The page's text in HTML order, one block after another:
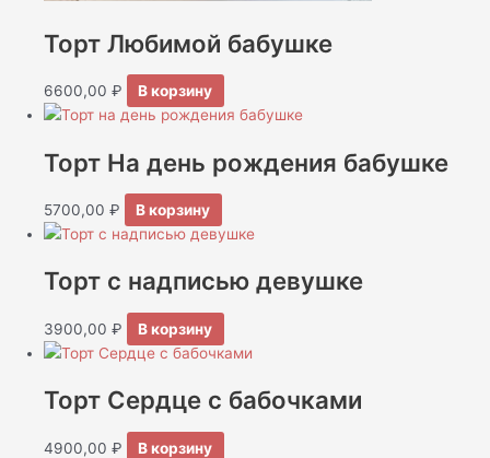
Торт Любимой бабушке
6600,00 ₽ В корзину
Торт На день рождения бабушке
5700,00 ₽ В корзину
Торт с надписью девушке
3900,00 ₽ В корзину
Торт Сердце с бабочками
4900,00 ₽ В корзину